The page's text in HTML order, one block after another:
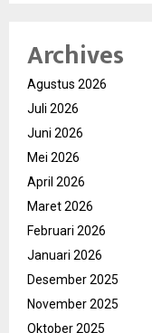
Archives
Agustus 2026
Juli 2026
Juni 2026
Mei 2026
April 2026
Maret 2026
Februari 2026
Januari 2026
Desember 2025
November 2025
Oktober 2025